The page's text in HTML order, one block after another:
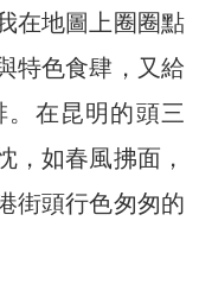
在地圖上圈圈點
特色食肆，又給
在昆明的頭三
，如春風拂面，
街頭行色匆匆的